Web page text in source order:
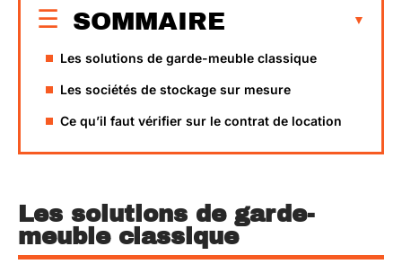
SOMMAIRE
Les solutions de garde-meuble classique
Les sociétés de stockage sur mesure
Ce qu’il faut vérifier sur le contrat de location
Les solutions de garde-
meuble classique